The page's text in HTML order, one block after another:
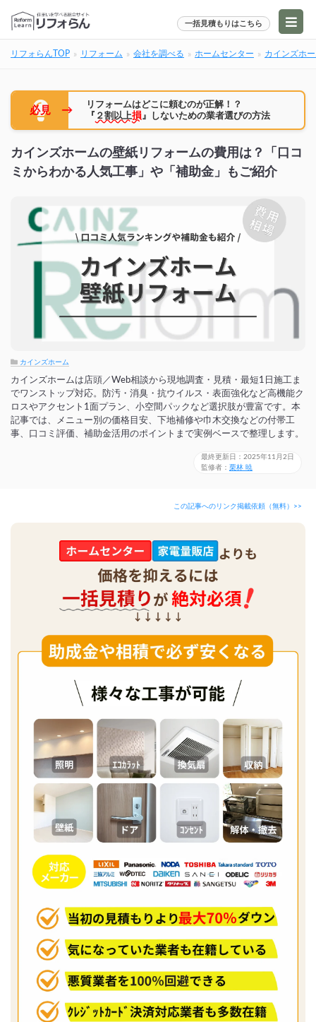
一括見積もりはこちら
リフォらんTOP リフォーム 会社を調べる ホームセンター カインズホ
必見 →
リフォームはどこに頼むのが正解！？
『 ２割以上損』しないための業者選びの方法
カインズホームの壁紙リフォームの費用は？「口コ
ミからわかる人気工事」や「補助金」もご紹介
カインズホーム
カインズホームは店頭／Web相談から現地調査・見積・最短1日施工ま
でワンストップ対応。防汚・消臭・抗ウイルス・表面強化など高機能ク
ロスやアクセント1面プラン、小空間パックなど選択肢が豊富です。本
記事では、メニュー別の価格目安、下地補修や巾木交換などの付帯工
事、口コミ評価、補助金活用のポイントまで実例ベースで整理します。
最終更新日：2025年11月2日
監修者： 栗林 暁
この記事へのリンク掲載依頼（無料）>>